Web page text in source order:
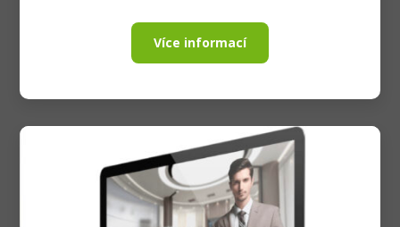
Více informací